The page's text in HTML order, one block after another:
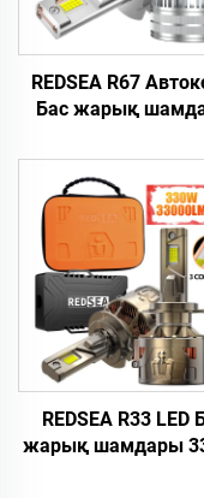
REDSEA R67
Бас жарық
REDSEA R33 LED
жарық шамдары